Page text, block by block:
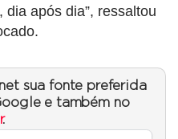
após dia”, ressaltou
sua fonte preferida
e também no
.